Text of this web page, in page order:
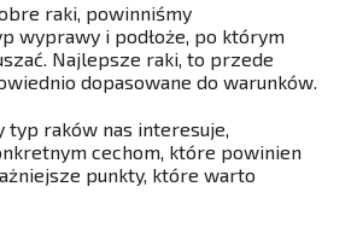
raki, powinniśmy
wyprawy i podłoże, po którym
Najlepsze raki, to przede
dopasowane do warunków.
typ raków nas interesuje,
cechom, które powinien
punkty, które warto